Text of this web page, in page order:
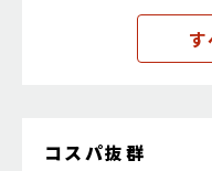
コスパ抜群